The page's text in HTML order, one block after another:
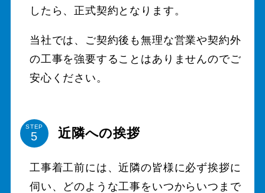
したら、正式契約となります。
当社では、ご契約後も無理な営業や契約外
の工事を強要することはありませんのでご
安心ください。
STEP 近隣への挨拶
工事着工前には、近隣の皆様に必ず挨拶に
伺い、どのような工事をいつからいつまで